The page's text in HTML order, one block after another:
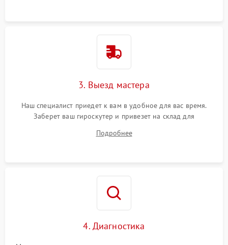
3. Выезд мастера
Наш специалист приедет к вам в удобное для вас время.
Заберет ваш гироскутер и привезет на склад для
Подробнее
4. Диагностика